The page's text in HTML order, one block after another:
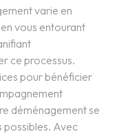
varie en
vous entourant
ce processus.
pour bénéficier
déménagement se
possibles. Avec